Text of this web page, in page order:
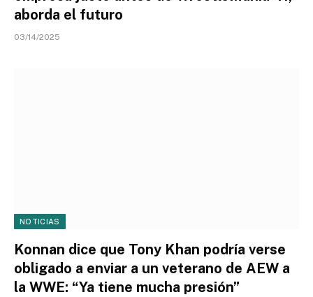
aborda el futuro
03/14/2025
NOTICIAS
Konnan dice que Tony Khan podría verse
obligado a enviar a un veterano de AEW a
la WWE: “Ya tiene mucha presión”